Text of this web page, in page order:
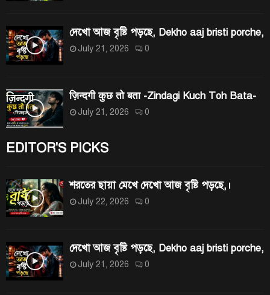
দেখো আজ বৃষ্টি পড়ছে, Dekho aaj bristi porche,
July 21, 2026 0
ज़िन्दगी कुछ तो बता -Zindagi Kuch Toh Bata-
July 21, 2026 0
EDITOR'S PICKS
শরতের ছায়া মেখে দেখো আজ বৃষ্টি পড়ছে,।
July 22, 2026 0
দেখো আজ বৃষ্টি পড়ছে, Dekho aaj bristi porche,
July 21, 2026 0